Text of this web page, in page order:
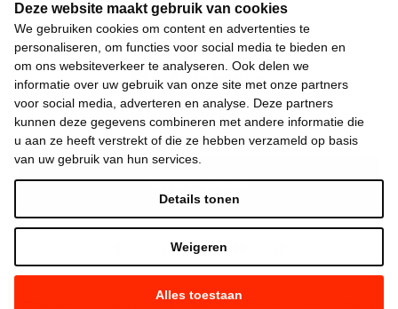
Deze website maakt gebruik van cookies
We gebruiken cookies om content en advertenties te
personaliseren, om functies voor social media te bieden en
om ons websiteverkeer te analyseren. Ook delen we
informatie over uw gebruik van onze site met onze partners
voor social media, adverteren en analyse. Deze partners
kunnen deze gegevens combineren met andere informatie die
u aan ze heeft verstrekt of die ze hebben verzameld op basis
van uw gebruik van hun services.
Alles toestaan
Weigeren
Details tonen
Snel
Over de beweging
Algemeen
Laatste nieuws